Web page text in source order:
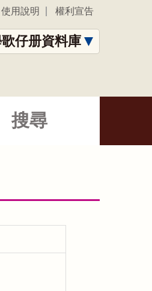
使用說明 權利宣告
仔册資料庫
搜尋